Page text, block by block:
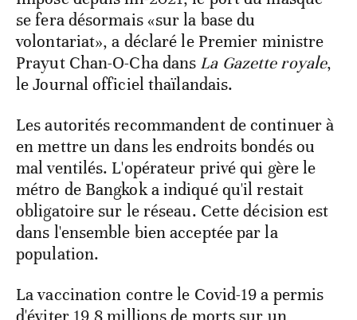
se fera désormais «sur la base du
volontariat», a déclaré le Premier ministre
Prayut Chan-O-Cha dans La Gazette royale,
le Journal officiel thaïlandais.
Les autorités recommandent de continuer à
en mettre un dans les endroits bondés ou
mal ventilés. L'opérateur privé qui gère le
métro de Bangkok a indiqué qu'il restait
obligatoire sur le réseau. Cette décision est
dans l'ensemble bien acceptée par la
population.
La vaccination contre le Covid-19 a permis
d'éviter 19,8 millions de morts sur un